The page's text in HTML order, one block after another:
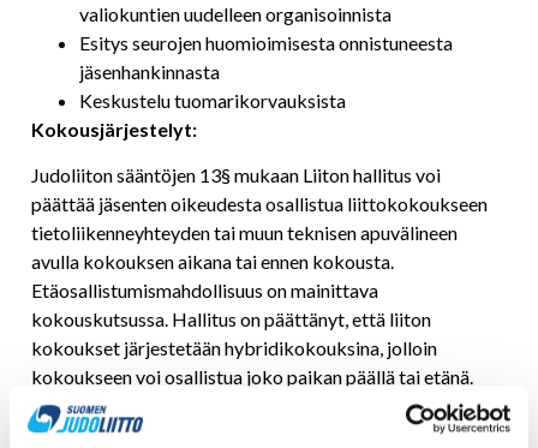
valiokuntien uudelleen organisoinnista
Esitys seurojen huomioimisesta onnistuneesta
jäsenhankinnasta
Keskustelu tuomarikorvauksista
Kokousjärjestelyt:
Judoliiton sääntöjen 13§ mukaan Liiton hallitus voi
päättää jäsenten oikeudesta osallistua liittokokoukseen
tietoliikenneyhteyden tai muun teknisen apuvälineen
avulla kokouksen aikana tai ennen kokousta.
Etäosallistumismahdollisuus on mainittava
kokouskutsussa. Hallitus on päättänyt, että liiton
kokoukset järjestetään hybridikokouksina, jolloin
kokoukseen voi osallistua joko paikan päällä tai etänä.
Kokoustarjoilujen ym. vuoksi kokoukseen osallistumisen